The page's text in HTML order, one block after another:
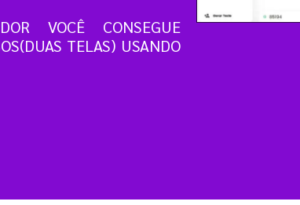
VOCÊ CONSEGUE
TELAS) USANDO